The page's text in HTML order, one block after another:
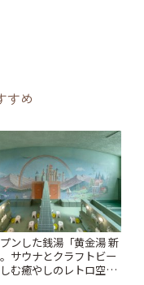
すめ
ンした銭湯「黄金湯 新
サウナとクラフトビー
む癒やしのレトロ空間